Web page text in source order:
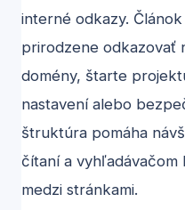
interné odkazy.
prirodzene odkazovať
domény, štarte
nastavení alebo
štruktúra pomáha
čítaní a
medzi stránkami.